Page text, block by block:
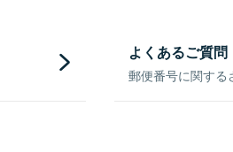
よくあるご質
郵便番号に関する